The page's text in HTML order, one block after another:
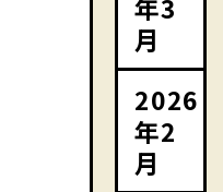
月
2026
年2
月